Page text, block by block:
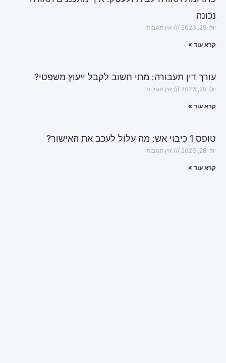
נכונה
יולי 29, 2026 אין תגובות
קרא עוד »
עורך דין תעבורה: מתי חשוב לקבל ייעוץ משפטי?
יולי 28, 2026 אין תגובות
קרא עוד »
טופס 1 כיבוי אש: מה עלול לעכב את האישור?
יולי 28, 2026 אין תגובות
קרא עוד »